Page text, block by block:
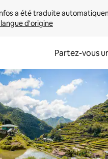
d'origine
Partez-vous